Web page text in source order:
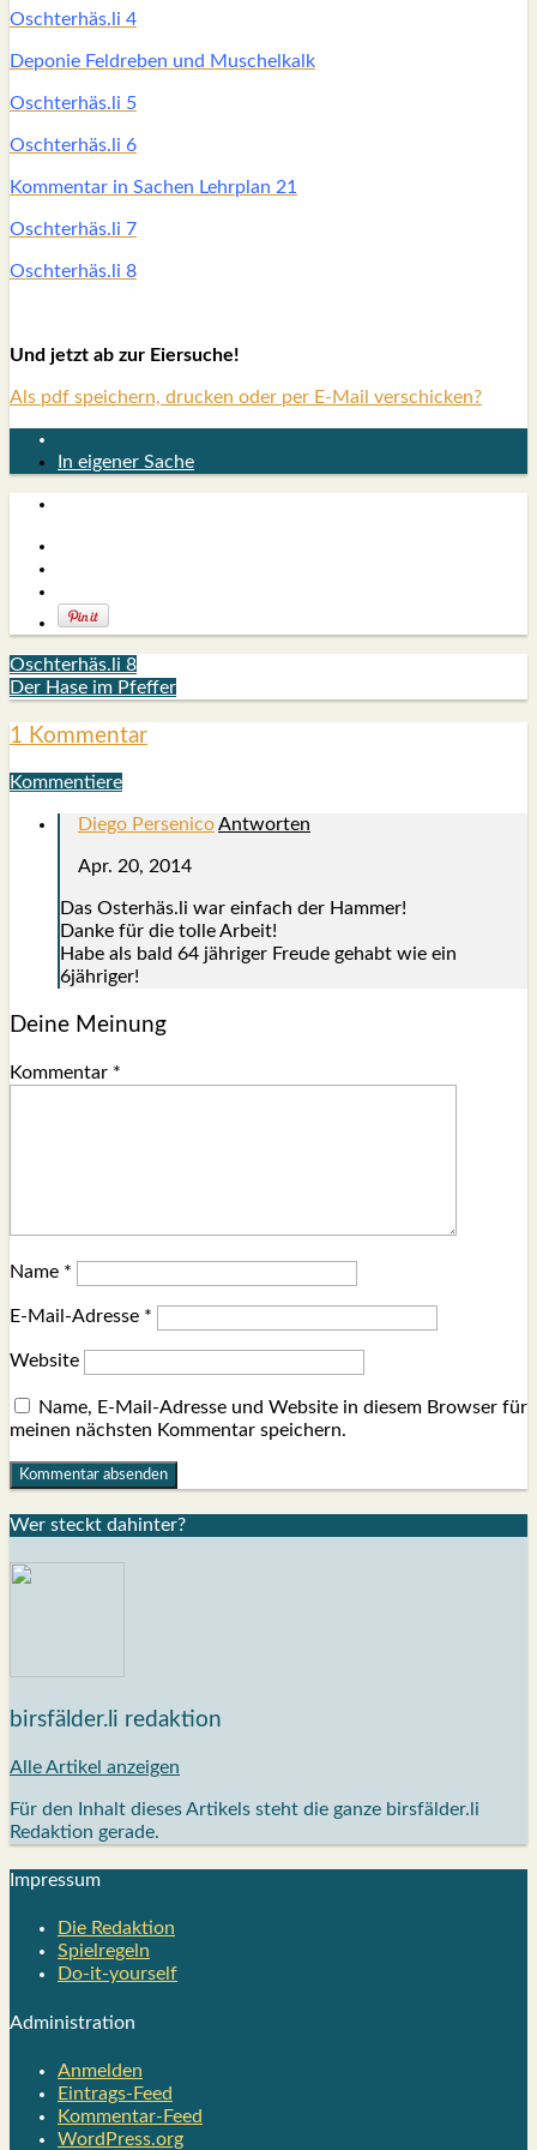
Oschterhäs.li 4
Depo­nie Feld­re­ben und Muschel­kalk
Oschterhäs.li 5
Oschterhäs.li 6
Kom­men­tar in Sachen Lehr­plan 21
Oschterhäs.li 7
Oschterhäs.li 8
Und jetzt ab zur Eier­su­che!
Als pdf speichern, drucken oder per E-Mail verschicken?
In eigener Sache
Oschterhäs.li 8
Der Hase im Pfeffer
1 Kommentar
Kommentiere
Diego PersenicoAntworten
Apr. 20, 2014
Das Osterhäs.li war ein­fach der Ham­mer!
Dan­ke für die tol­le Arbeit!
Habe als bald 64 jäh­ri­ger Freu­de gehabt wie ein
6jähriger!
Deine Meinung
Kommentar *
Name *
E-Mail-Adresse *
Website
Name, E-Mail-Adresse und Website in diesem Browser für
meinen nächsten Kommentar speichern.
Wer steckt dahin­ter?
birsfälder.li redaktion
Alle Artikel anzeigen
Für den Inhalt dieses Artikels steht die ganze birsfälder.li
Redaktion gerade.
Impres­sum
Die Redak­ti­on
Spiel­re­geln
Do-it-your­s­elf
Admi­nis­tra­ti­on
Anmelden
Eintrags-Feed
Kommentar-Feed
WordPress.org